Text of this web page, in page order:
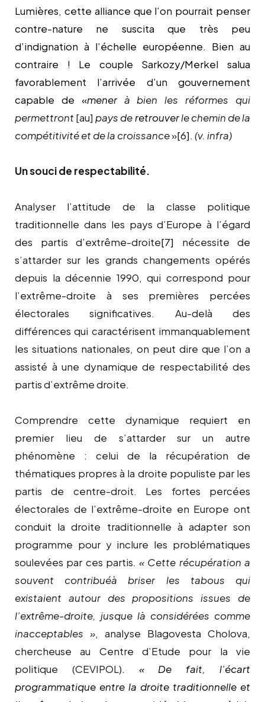
Lumières, cette alliance que l’on pourrait penser
contre-nature ne suscita que très peu
d’indignation à l’échelle européenne. Bien au
contraire ! Le couple Sarkozy/Merkel salua
favorablement l’arrivée d’un gouvernement
capable de «menerà bien les réformes qui
permettront [au]pays deretrouverle chemin de la
compétitivité et de la croissance»[6]. (v. infra)
Un souci de respectabilité.
Analyser l’attitude de la classe politique
traditionnelle dans les pays d’Europe à l’égard
des partis d’extrême-droite[7] nécessite de
s’attarder sur les grands changements opérés
depuis la décennie 1990, qui correspond pour
l’extrême-droite à ses premières percées
électorales significatives. Au-delà des
différences qui caractérisent immanquablement
les situations nationales, on peut dire que l’on a
assisté à une dynamique de respectabilité des
partis d’extrême droite.
Comprendre cette dynamique requiert en
premier lieu de s’attarder sur un autre
phénomène : celui de la récupération de
thématiques propres à la droite populiste par les
partis de centre-droit. Les fortes percées
électorales de l’extrême-droite en Europe ont
conduit la droite traditionnelle à adapter son
programme pour y inclure les problématiques
soulevées par ces partis. « Cette récupération a
souvent contribuéà briser les tabous qui
existaient autour des propositions issues de
l’extrême-droite, jusque là considérées comme
inacceptables », analyse Blagovesta Cholova,
chercheuse au Centre d’Etude pour la vie
politique (CEVIPOL).
« De fait, l’écart
programmatique entre la droite traditionnelle et